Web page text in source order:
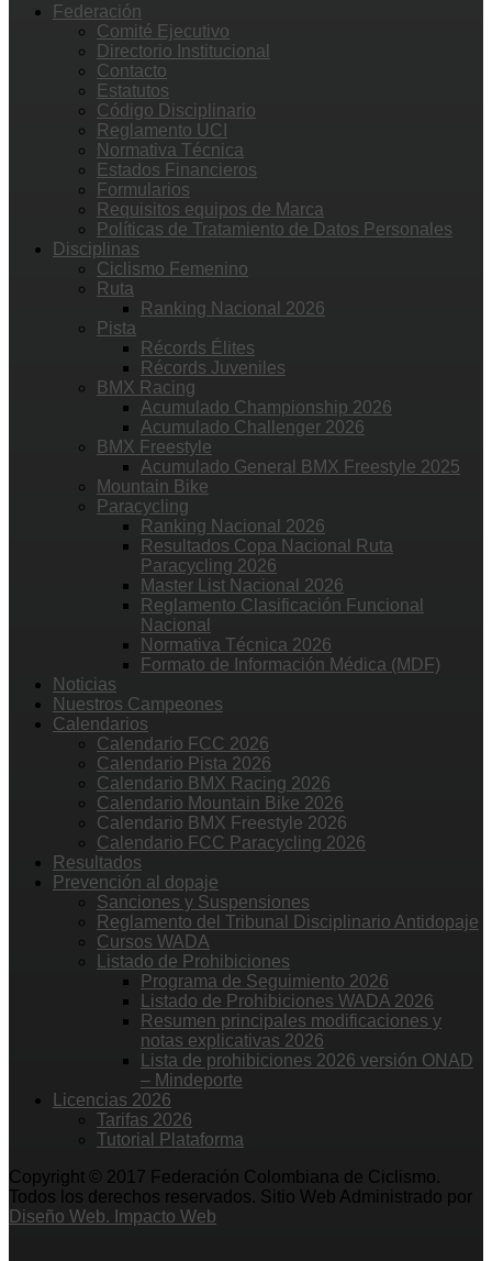
Federación
Comité Ejecutivo
Directorio Institucional
Contacto
Estatutos
Código Disciplinario
Reglamento UCI
Normativa Técnica
Estados Financieros
Formularios
Requisitos equipos de Marca
Políticas de Tratamiento de Datos Personales
Disciplinas
Ciclismo Femenino
Ruta
Ranking Nacional 2026
Pista
Récords Élites
Récords Juveniles
BMX Racing
Acumulado Championship 2026
Acumulado Challenger 2026
BMX Freestyle
Acumulado General BMX Freestyle 2025
Mountain Bike
Paracycling
Ranking Nacional 2026
Resultados Copa Nacional Ruta
Paracycling 2026
Master List Nacional 2026
Reglamento Clasificación Funcional
Nacional
Normativa Técnica 2026
Formato de Información Médica (MDF)
Noticias
Nuestros Campeones
Calendarios
Calendario FCC 2026
Calendario Pista 2026
Calendario BMX Racing 2026
Calendario Mountain Bike 2026
Calendario BMX Freestyle 2026
Calendario FCC Paracycling 2026
Resultados
Prevención al dopaje
Sanciones y Suspensiones
Reglamento del Tribunal Disciplinario Antidopaje
Cursos WADA
Listado de Prohibiciones
Programa de Seguimiento 2026
Listado de Prohibiciones WADA 2026
Resumen principales modificaciones y
notas explicativas 2026
Lista de prohibiciones 2026 versión ONAD
– Mindeporte
Licencias 2026
Tarifas 2026
Tutorial Plataforma
Copyright © 2017 Federación Colombiana de Ciclismo.
Todos los derechos reservados. Sitio Web Administrado por
Diseño Web. Impacto Web